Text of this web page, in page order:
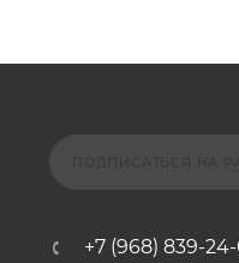
+7 (968) 839-